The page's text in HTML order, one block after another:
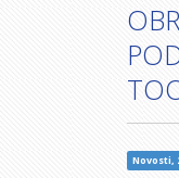
Novosti,